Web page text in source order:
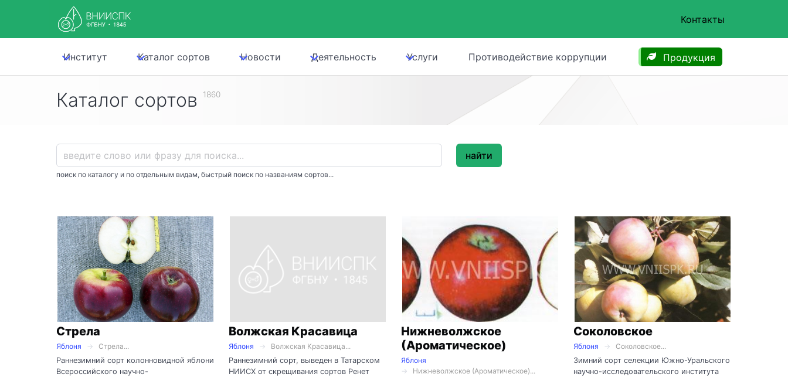
Контакты
Институт Каталог сортов Новости Деятельность Услуги Противодействие коррупции Продукция
Каталог сортов 1860
поиск по каталогу и по отдельным видам, быстрый поиск по названиям сортов...
найти
Стрела
Яблоня
Стрела...
Раннезимний сорт колонновидной яблони
Всероссийского научно-
Волжская Красавица
Яблоня
Волжская Красавица...
Раннезимний сорт, выведен в Татарском
НИИСХ от скрещивания сортов Ренет
Нижневолжское
(Ароматическое)
Яблоня
Нижневолжское (Ароматическое)...
Соколовское
Яблоня
Соколовское...
Зимний сорт селекции Южно-Уральского
научно-исследовательского института